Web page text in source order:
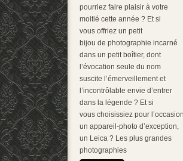
pourriez faire plaisir à votre
moitié cette année ? Et si
vous offriez un petit
bijou de photographie incarné
dans un petit boîtier, dont
l’évocation seule du nom
suscite l’émerveillement et
l’incontrôlable envie d’entrer
dans la légende ? Et si
vous choisissiez pour l’occasion
un appareil-photo d’exception,
un Leica ? Les plus grandes
photographies